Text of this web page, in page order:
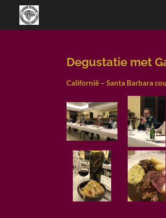
direct
Degustatie met
Californië – Santa Barbara